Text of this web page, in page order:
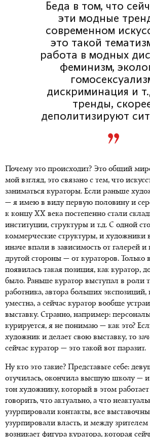
Беда в том, что
эти модные
современном
это такой
работа в модных
феминизм,
дискриминация и
тренды,
деполитизируют
Почему это происходит? Это общий
мой взгляд, это связано с тем, что
заниматься кураторы. Если раньше
— я имею в виду первую половину и
к концу XX века постепенно стали
институции, структуры и т.д. С одной
коммерческие структуры, и художники
иначе впали в зависимость от галерей и
другой стороны — от кураторов. Только
появилась такая позиция, как куратор,
было. Раньше куратор выступал в роли
работника, автора больших экспозиций,
уместна, а сейчас куратор вообще
выставку. Странно, например:
курируется, я не понимаю — как это?
художник и делает свою выставку, то
сейчас куратор — это такой вот паразит.
Ну кто это такие? Представьте себе:
отучилась, окончила высшую школу — и
тон художнику, который в этом
говорить, что актуально, а что
узурпировали контакты, все
узурпировали власть, и между
возникает фигура куратора, которая